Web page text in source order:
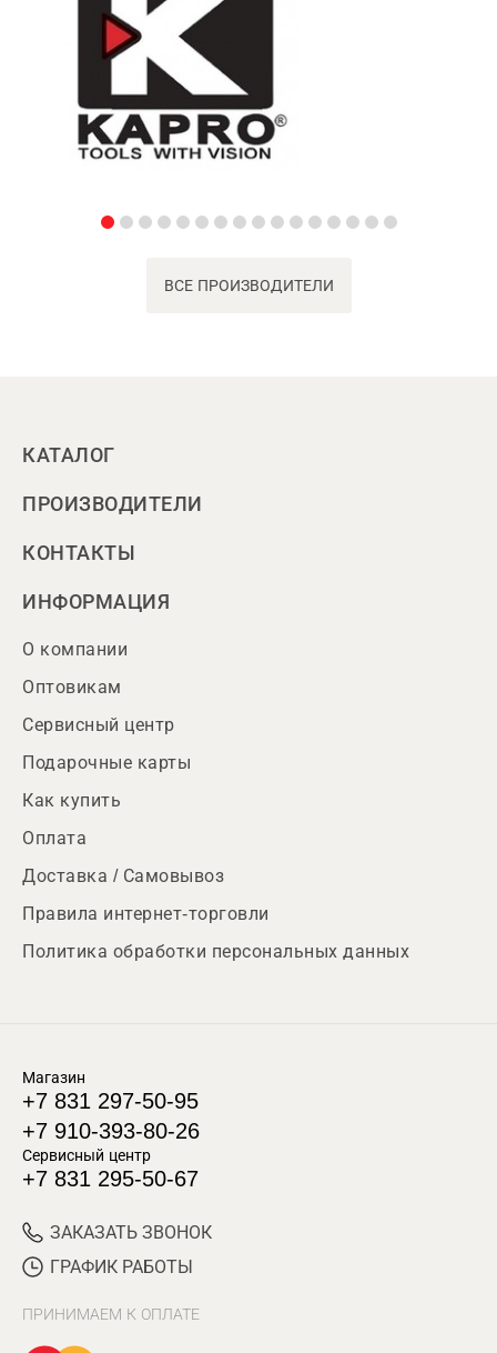
ВСЕ ПРОИЗВОДИТЕЛИ
КАТАЛОГ
ПРОИЗВОДИТЕЛИ
КОНТАКТЫ
ИНФОРМАЦИЯ
О компании
Оптовикам
Сервисный центр
Подарочные карты
Как купить
Оплата
Доставка / Самовывоз
Правила интернет-торговли
Политика обработки персональных данных
Магазин
+7 831 297-50-95
+7 910-393-80-26
Сервисный центр
+7 831 295-50-67
ЗАКАЗАТЬ ЗВОНОК
ГРАФИК РАБОТЫ
ПРИНИМАЕМ К ОПЛАТЕ